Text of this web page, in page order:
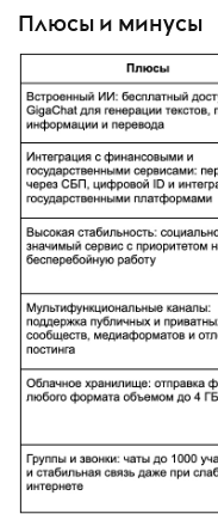
Плюсы и минусы